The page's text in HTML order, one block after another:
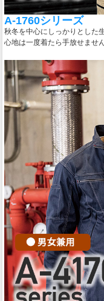
A-1760シリーズ
秋冬を中心にしっかりとした
心地は一度着たら手放せませ